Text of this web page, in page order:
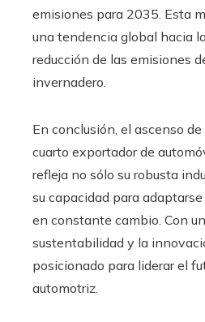
emisiones para 2035. Esta
una tendencia global hacia
reducción de las emisiones
invernadero.
En conclusión, el ascenso
cuarto exportador de
refleja no sólo su robusta
su capacidad para
en constante cambio. Con
sustentabilidad y la
posicionado para liderar el
automotriz.